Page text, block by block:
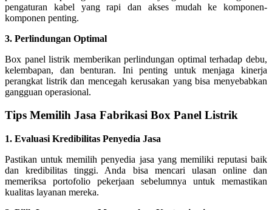
pengaturan kabel yang rapi dan akses mudah ke komponen-
komponen penting.
3. Perlindungan Optimal
Box panel listrik memberikan perlindungan optimal terhadap debu,
kelembapan, dan benturan. Ini penting untuk menjaga kinerja
perangkat listrik dan mencegah kerusakan yang bisa menyebabkan
gangguan operasional.
Tips Memilih Jasa Fabrikasi Box Panel Listrik
1. Evaluasi Kredibilitas Penyedia Jasa
Pastikan untuk memilih penyedia jasa yang memiliki reputasi baik
dan kredibilitas tinggi. Anda bisa mencari ulasan online dan
memeriksa portofolio pekerjaan sebelumnya untuk memastikan
kualitas layanan mereka.